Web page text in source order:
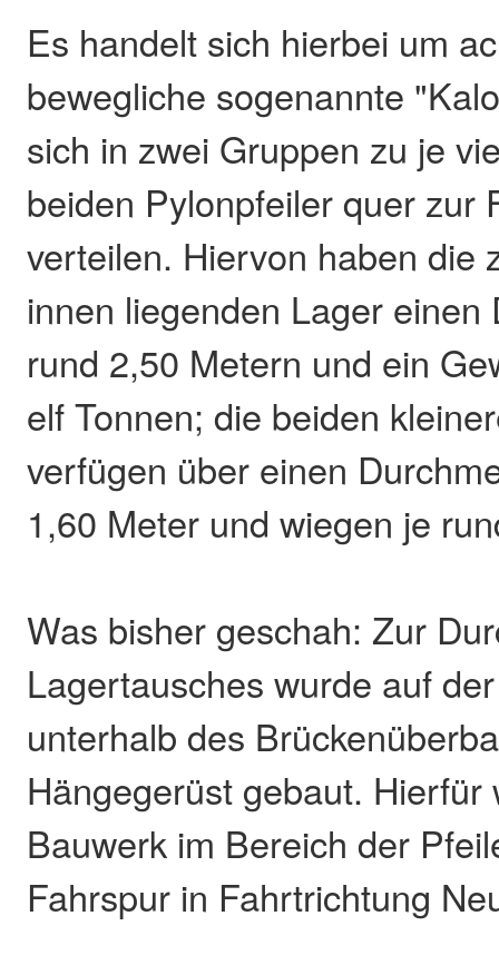
Es handelt sich hierbei um
bewegliche sogenannte
sich in zwei Gruppen zu je
beiden Pylonpfeiler quer zur
verteilen. Hiervon haben die
innen liegenden Lager einen
rund 2,50 Metern und ein
elf Tonnen; die beiden
verfügen über einen
1,60 Meter und wiegen je
Was bisher geschah: Zur
Lagertausches wurde auf
unterhalb des
Hängegerüst gebaut. Hierfür
Bauwerk im Bereich der
Fahrspur in Fahrtrichtung